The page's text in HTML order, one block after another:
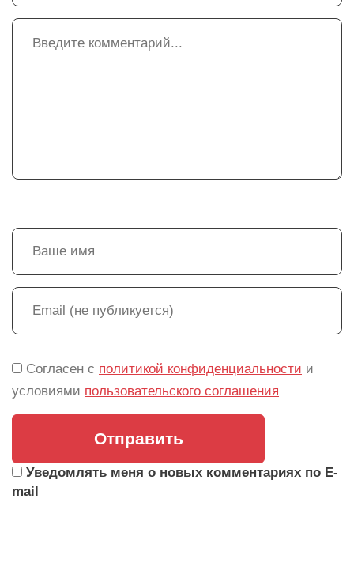
Согласен с политикой конфиденциальности и
условиями пользовательского соглашения
Отправить
Уведомлять меня о новых комментариях по E-
mail